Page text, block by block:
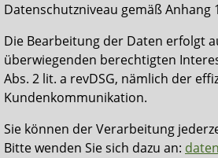
Datenschutzniveau gemäß Anhang
Die Bearbeitung der Daten erfolgt
überwiegenden berechtigten
Abs. 2 lit. a revDSG, nämlich der
Kundenkommunikation.
Sie können der Verarbeitung
Bitte wenden Sie sich dazu an: